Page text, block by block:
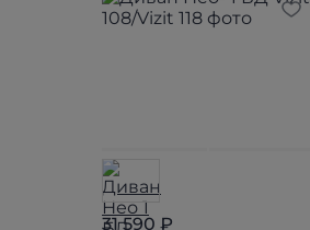
31 590 ₽